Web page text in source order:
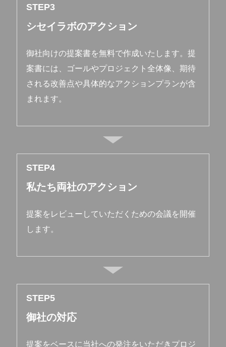
STEP
シセイラボのアクション
御社向けの提案書を無料で作成いたします。提
案書には、ゴールやプロジェクト全体像、期待
される改善点や具体的なアクションプランが含
まれます。
STEP
私たち両社のアクション
提案をレビューしていただくための会議を開催
します。
STEP
御社の対応
提案をベースに当社への発注をいただきプロジ